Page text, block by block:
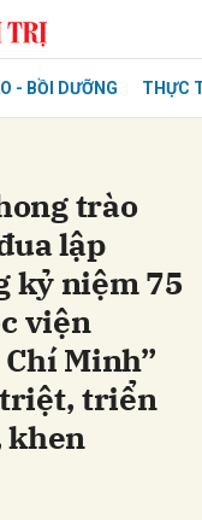
- BỒI DƯỠNG THỰC
trào
lập
kỷ niệm 75
viện
Minh”
triệt, triển
khen